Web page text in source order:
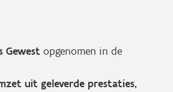
Gewest opgenomen in de
uit geleverde prestaties,